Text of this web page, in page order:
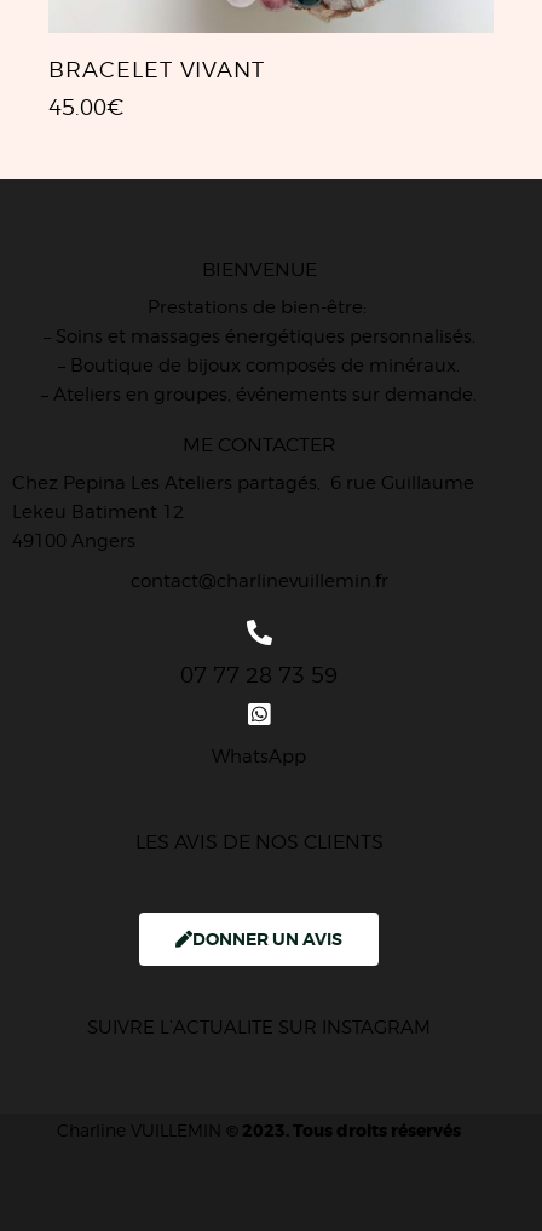
BRACELET VIVANT
45.00€
BIENVENUE
Prestations de bien-être:
– Soins et massages énergétiques personnalisés.
– Boutique de bijoux composés de minéraux.
– Ateliers en groupes, événements sur demande.
ME CONTACTER
Chez Pepina Les Ateliers partagés, 6 rue Guillaume
Lekeu Batiment 12
49100 Angers
contact@charlinevuillemin.fr
07 77 28 73 59
WhatsApp
LES AVIS DE NOS CLIENTS
DONNER UN AVIS
SUIVRE L’ACTUALITE SUR INSTAGRAM
Charline VUILLEMIN © 2023. Tous droits réservés